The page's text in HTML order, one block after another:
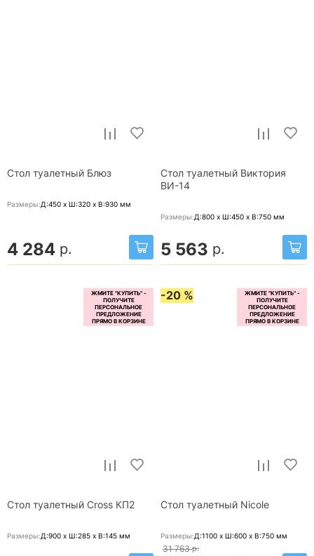
Стол туалетный Блюз
Размеры:Д:450 x Ш:320 x В:930 мм
4 284 р.
Стол туалетный Виктория
ВИ-14
Размеры:Д:800 x Ш:450 x В:750 мм
5 563 р.
Стол туалетный Cross КП2
Размеры:Д:900 x Ш:285 x В:145 мм
-20 %
Стол туалетный Nicole
Размеры:Д:1100 x Ш:600 x В:750 мм
31 763 р.